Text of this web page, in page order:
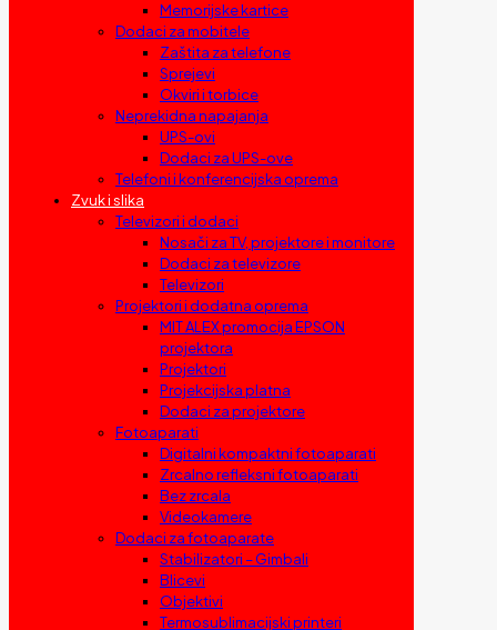
Memorijske kartice
Dodaci za mobitele
Zaštita za telefone
Sprejevi
Okviri i torbice
Neprekidna napajanja
UPS-ovi
Dodaci za UPS-ove
Telefoni i konferencijska oprema
Zvuk i slika
Televizori i dodaci
Nosači za TV, projektore i monitore
Dodaci za televizore
Televizori
Projektori i dodatna oprema
MIT ALEX promocija EPSON
projektora
Projektori
Projekcijska platna
Dodaci za projektore
Fotoaparati
Digitalni kompaktni fotoaparati
Zrcalno refleksni fotoaparati
Bez zrcala
Videokamere
Dodaci za fotoaparate
Stabilizatori – Gimbali
Blicevi
Objektivi
Termosublimacijski printeri